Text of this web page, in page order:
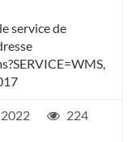
service de
224